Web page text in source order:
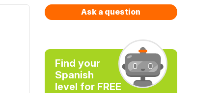
Ask a question
Find your
Spanish
level for FREE